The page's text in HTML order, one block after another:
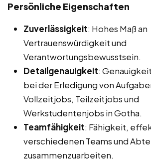
Persönliche Eigenschaften
Zuverlässigkeit: Hohes Maß an
Vertrauenswürdigkeit und
Verantwortungsbewusstsein.
Detailgenauigkeit:
bei der Erledigung von
Vollzeitjobs, Teilzeitjobs und
Werkstudentenjobs in Gotha.
Teamfähigkeit: Fähigkeit,
verschiedenen Teams und
zusammenzuarbeiten.